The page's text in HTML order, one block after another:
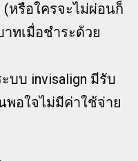
(หรือใครจะไม่ผ่อนก็
ทเมื่อชำระด้วย
บบ invisalign มีรับ
อใจไม่มีค่าใช้จ่าย